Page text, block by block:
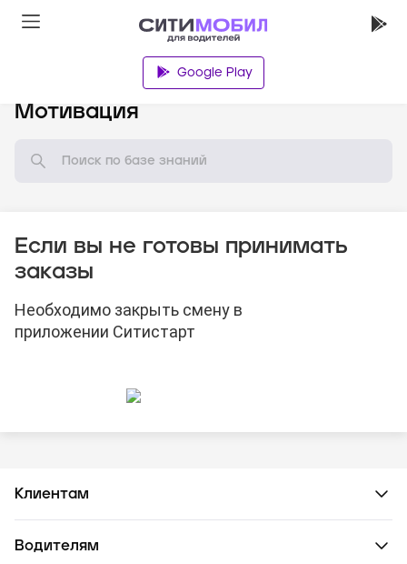
Google Play
Мотивация
Если вы не готовы принимать
заказы
Необходимо закрыть смену в
приложении Ситистарт
Клиентам
Водителям